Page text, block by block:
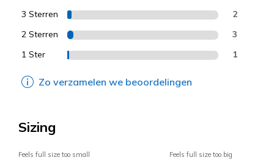
3 Sterren 2
2 Sterren 3
1 Ster 1
Zo verzamelen we beoordelingen
Sizing
Feels full size too small Feels full size too big